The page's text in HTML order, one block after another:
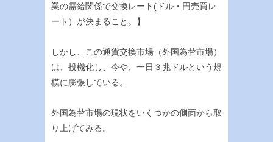
業の需給関係で交換レート(ドル・円売買レ
ート）が決まること。】
しかし、この通貨交換市場（外国為替市場）
は、投機化し、今や、一日３兆ドルという規
模に膨張している。
外国為替市場の現状をいくつかの側面から取
り上げてみる。